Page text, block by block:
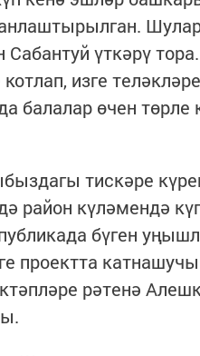
Сабантуй үткәрү
изге
балалар өчен төрле
тискәре
район күләмендә
бүген
проектта
рәтенә